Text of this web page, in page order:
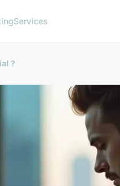
Services
?